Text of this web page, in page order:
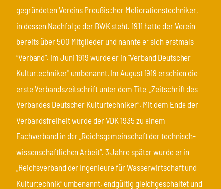
gegründeten Vereins Preußischer Meliorationstechniker,
in dessen Nachfolge der BWK steht. 1911 hatte der Verein
bereits über 500 Mitglieder und nannte er sich erstmals
“Verband”. Im Juni 1919 wurde er in "Verband Deutscher
Kulturtechniker" umbenannt. Im August 1919 erschien die
erste Verbandszeitschrift unter dem Titel „Zeitschrift des
Verbandes Deutscher Kulturtechniker“. Mit dem Ende der
Verbandsfreiheit wurde der VDK 1935 zu einem
Fachverband in der „Reichsgemeinschaft der technisch-
wissenschaftlichen Arbeit“. 3 Jahre später wurde er in
„Reichsverband der Ingenieure für Wasserwirtschaft und
Kulturtechnik“ umbenannt, endgültig gleichgeschaltet und